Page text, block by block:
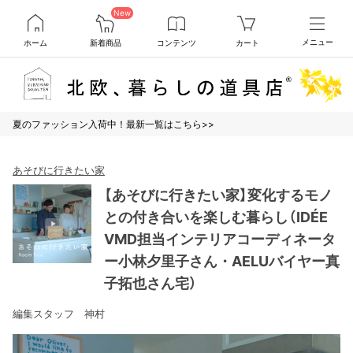
ホーム
New
新着商品 コンテンツ カート メニュー
夏のファッション入荷中！最新一覧はこちら>>
あそびに行きたい家
【あそびに行きたい家】変化するモノ
との付き合いを楽しむ暮らし（IDÉE
VMD担当インテリアコーディネータ
ー小林夕里子さん・AELUバイヤー真
子拓也さん宅）
編集スタッフ 神村